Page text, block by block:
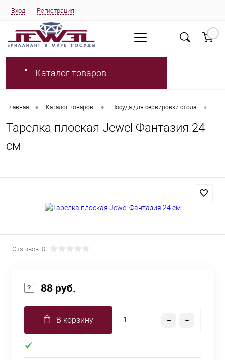
Вход Регистрация
0
Каталог товаров
Главная • Каталог товаров • Посуда для сервировки стола •
Тарелка плоская Jewel Фантазия 24
см
Отзывов: 0
88 руб.
В корзину